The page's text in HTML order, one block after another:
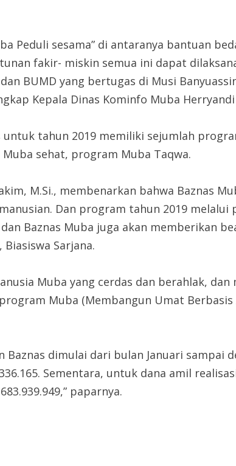
Peduli sesama” di antaranya bantuan
fakir- miskin semua ini dapat
BUMD yang bertugas di Musi
Kepala Dinas Kominfo Muba
tahun 2019 memiliki sejumlah
sehat, program Muba Taqwa.
M.Si., membenarkan bahwa Baznas
Dan program tahun 2019
Baznas Muba juga akan memberikan
Biasiswa Sarjana.
Muba yang cerdas dan berahlak,
Muba (Membangun Umat Berbasis
dimulai dari bulan Januari sampai
Sementara, untuk dana amil
paparnya.